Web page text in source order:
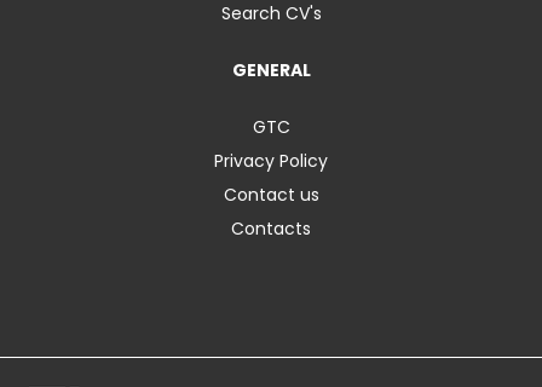
Search CV's
GENERAL
GTC
Privacy Policy
Contact us
Contacts